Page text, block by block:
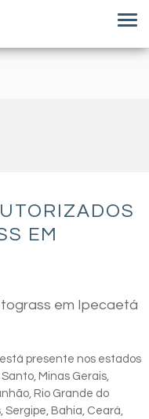
EM
em Ipecaetá
presente nos estados
Minas Gerais,
Rio Grande do
Sergipe, Bahia, Ceará,